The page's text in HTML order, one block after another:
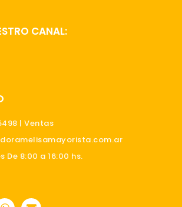
CANAL:
| Ventas
De 8:00 a 16:00 hs.
W
E